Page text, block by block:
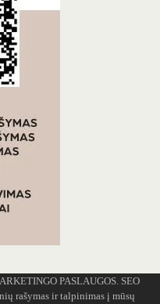
PASLAUGOS. SEO
rašymas ir talpinimas į mūsų